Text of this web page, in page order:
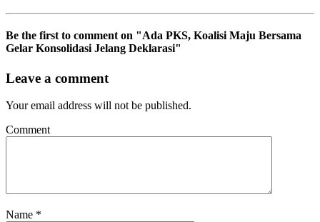
Be the first to comment on "Ada PKS, Koalisi Maju Bersama
Gelar Konsolidasi Jelang Deklarasi"
Leave a comment
Your email address will not be published.
Comment
Name *